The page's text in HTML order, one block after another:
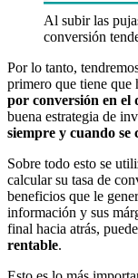
Al subir las
conversión
Por lo tanto,
primero que tiene que
por conversión en el
buena estrategia de
siempre y cuando se
Sobre todo esto se
calcular su tasa de
beneficios que le
información y sus
final hacia atrás, puede
rentable.